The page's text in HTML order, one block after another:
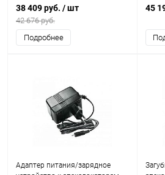
38 409 руб. / шт
42 676 руб.
Подробнее
45
Адаптер питания/зарядное